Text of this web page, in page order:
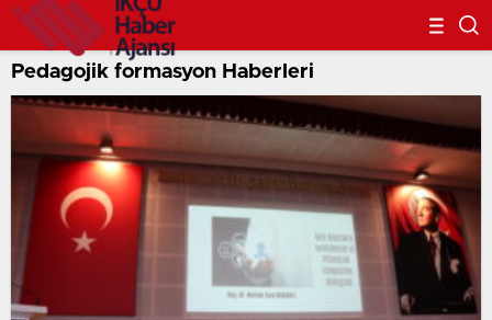
Pedagojik formasyon Haberleri